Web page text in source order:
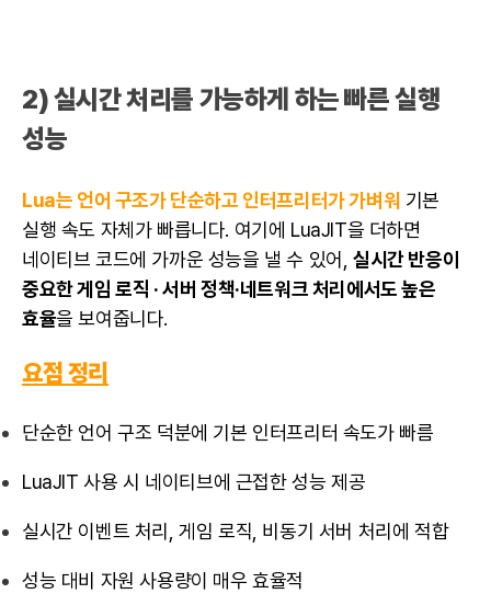
2) 실시간 처리를 가능하게 하는 빠른 실행
성능
Lua는 언어 구조가 단순하고 인터프리터가 가벼워 기본
실행 속도 자체가 빠릅니다. 여기에 LuaJIT을 더하면
네이티브 코드에 가까운 성능을 낼 수 있어,실시간 반응이
중요한 게임 로직 · 서버 정책·네트워크 처리에서도 높은
효율을 보여줍니다.
요점 정리
단순한 언어 구조 덕분에 기본 인터프리터 속도가 빠름
LuaJIT 사용 시 네이티브에 근접한 성능 제공
실시간 이벤트 처리, 게임 로직, 비동기 서버 처리에 적합
성능 대비 자원 사용량이 매우 효율적